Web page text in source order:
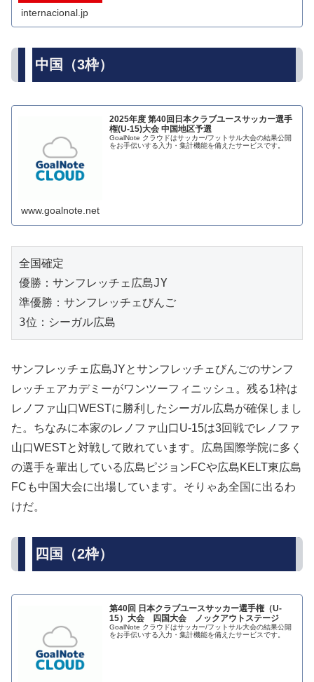
internacional.jp
中国（3枠）
2025年度 第40回日本クラブユースサッカー選手
権(U-15)大会 中国地区予選
GoalNote クラウドはサッカー/フットサル大会の結果公開
をお手伝いする入力・集計機能を備えたサービスです。
www.goalnote.net
全国確定
優勝：サンフレッチェ広島JY
準優勝：サンフレッチェびんご
3位：シーガル広島
サンフレッチェ広島JYとサンフレッチェびんごのサンフ
レッチェアカデミーがワンツーフィニッシュ。残る1枠は
レノファ山口WESTに勝利したシーガル広島が確保しまし
た。ちなみに本家のレノファ山口U-15は3回戦でレノファ
山口WESTと対戦して敗れています。広島国際学院に多く
の選手を輩出している広島ピジョンFCや広島KELT東広島
FCも中国大会に出場しています。そりゃあ全国に出るわ
けだ。
四国（2枠）
第40回 日本クラブユースサッカー選手権（U-
15）大会 四国大会 ノックアウトステージ
GoalNote クラウドはサッカー/フットサル大会の結果公開
をお手伝いする入力・集計機能を備えたサービスです。